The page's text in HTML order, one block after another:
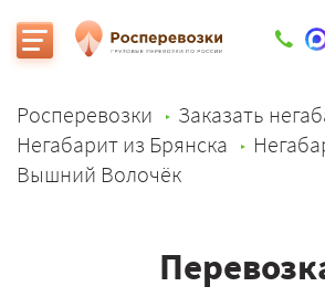
Росперевозки
Заказать
Негабарит из Брянска
Вышний Волочёк